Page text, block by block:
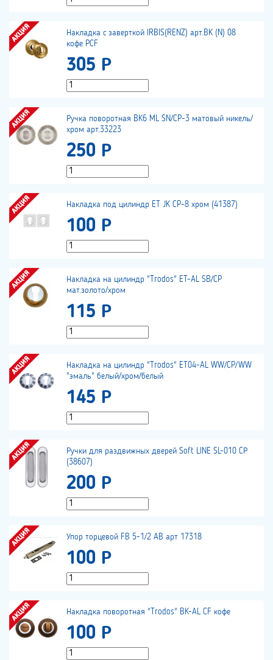
Накладка с заверткой IRBIS(RENZ) арт.BK (N) 08
кофе PCF
305 Р
Ручка поворотная BK6 ML SN/CP-3 матовый никель/
хром арт.33223
250 Р
Накладка под цилиндр ET JK CP-8 хром (41387)
100 Р
Накладка на цилиндр "Trodos" ET-AL SB/CP
мат.золото/хром
115 Р
Накладка на цилиндр "Trodos" ET04-AL WW/CP/WW
"эмаль" белый/хром/белый
145 Р
Ручки для раздвижных дверей Soft LINE SL-010 CР
(38607)
200 Р
Упор торцевой FB 5-1/2 AB арт 17318
100 Р
Накладка поворотная "Trodos" BK-AL CF кофе
100 Р